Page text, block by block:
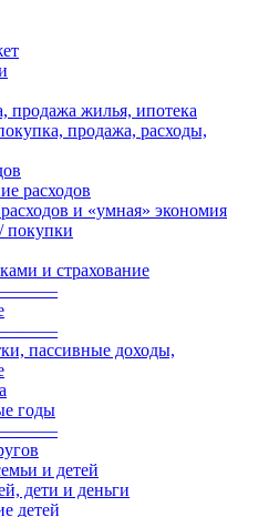
продажа жилья, ипотека
продажа, расходы,
расходов
и «умная» экономия
покупки
и страхование
пассивные доходы,
годы
и детей
дети и деньги
детей